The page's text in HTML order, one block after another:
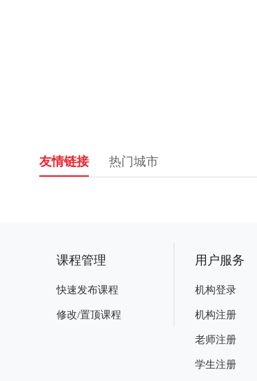
友情链接 热门城市
课程管理
快速发布课程
修改/置顶课程
用户服务
机构登录
机构注册
老师注册
学生注册